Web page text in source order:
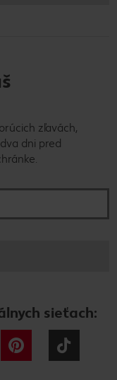
zľavách,
dni pred
sieťach:
Pinterest